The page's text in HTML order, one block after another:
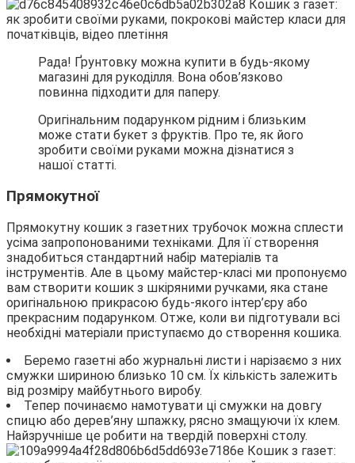
Рада! Ґрунтовку можна купити в будь-якому
магазині для рукоділля. Вона обов’язково
повинна підходити для паперу.
Оригінальним подарунком рідним і близьким
може стати букет з фруктів. Про те, як його
зробити своїми руками можна дізнатися з
нашої статті.
Прямокутної
Прямокутну кошик з газетних трубочок можна сплести
усіма запропонованими техніками. Для її створення
знадобиться стандартний набір матеріалів та
інструментів. Але в цьому майстер-класі ми пропонуємо
вам створити кошик з шкіряними ручками, яка стане
оригінальною прикрасою будь-якого інтер’єру або
прекрасним подарунком. Отже, коли ви підготували всі
необхідні матеріали приступаємо до створення кошика.
Беремо газетні або журнальні листи і нарізаємо з них
смужки шириною близько 10 см. Їх кількість залежить
від розміру майбутнього виробу.
Тепер починаємо намотувати ці смужки на довгу
спицю або дерев’яну шпажку, рясно змащуючи їх клем.
Найзручніше це робити на твердій поверхні столу.